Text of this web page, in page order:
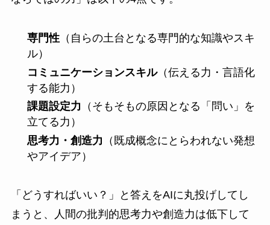
専門性（自らの土台となる専門的な知識やスキ
ル）
コミュニケーションスキル（伝える力・言語化
する能力）
課題設定力 （そもそもの原因となる「問い」を
立てる力）
思考力・創造力 （既成概念にとらわれない発想
やアイデア）
「どうすればいい？」と答えをAIに丸投げしてし
まうと、人間の批判的思考力や創造力は低下して